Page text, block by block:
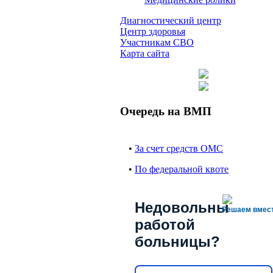
Диагностический центр
Центр здоровья
Участникам СВО
Карта сайта
Очередь на ВМП
• За счет средств ОМС
• По федеральной квоте
Решаем
Недовольны
работой
больницы?